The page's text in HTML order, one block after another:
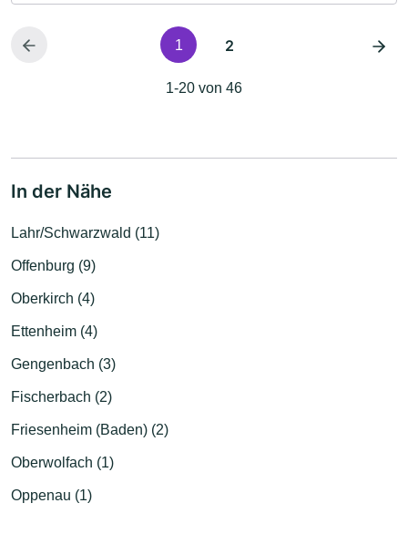
1 2
1-20 von 46
In der Nähe
Lahr/Schwarzwald (11)
Offenburg (9)
Oberkirch (4)
Ettenheim (4)
Gengenbach (3)
Fischerbach (2)
Friesenheim (Baden) (2)
Oberwolfach (1)
Oppenau (1)